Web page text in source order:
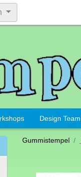
Design Team
Gummistempel